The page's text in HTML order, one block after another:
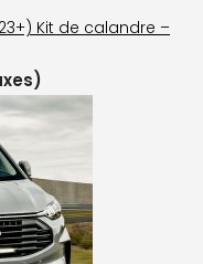
Kit de calandre –